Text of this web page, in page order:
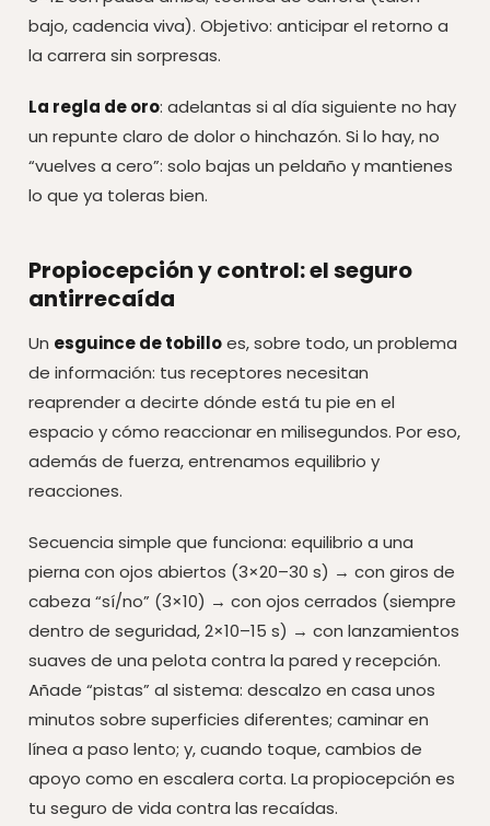
bajo, cadencia viva). Objetivo: anticipar el retorno a
la carrera sin sorpresas.
La regla de oro: adelantas si al día siguiente no hay
un repunte claro de dolor o hinchazón. Si lo hay, no
“vuelves a cero”: solo bajas un peldaño y mantienes
lo que ya toleras bien.
Propiocepción y control: el seguro
antirrecaída
Un esguince de tobilloes, sobre todo, un problema
de información: tus receptores necesitan
reaprender a decirte dónde está tu pie en el
espacio y cómo reaccionar en milisegundos. Por eso,
además de fuerza, entrenamos equilibrio y
reacciones.
Secuencia simple que funciona: equilibrio a una
pierna con ojos abiertos (3×20–30 s) → con giros de
cabeza “sí/no” (3×10) → con ojos cerrados (siempre
dentro de seguridad, 2×10–15 s) → con lanzamientos
suaves de una pelota contra la pared y recepción.
Añade “pistas” al sistema: descalzo en casa unos
minutos sobre superficies diferentes; caminar en
línea a paso lento; y, cuando toque, cambios de
apoyo como en escalera corta. La propiocepción es
tu seguro de vida contra las recaídas.